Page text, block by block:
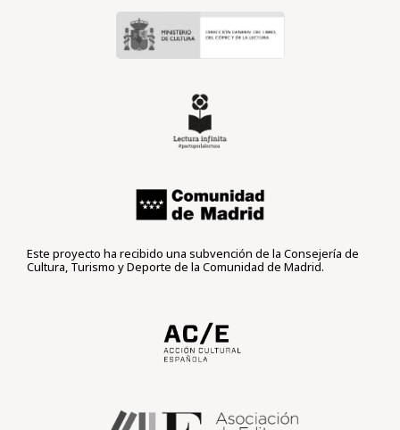
Este proyecto ha recibido una subvención de la Consejería de
Cultura, Turismo y Deporte de la Comunidad de Madrid.